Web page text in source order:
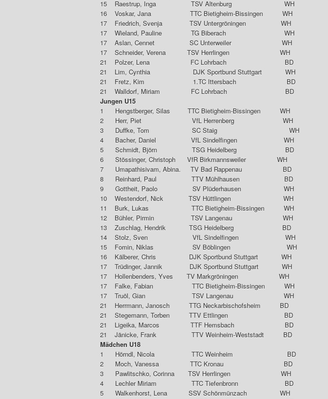
15 Raestrup, Inga TSV Altenburg WH
16 Voskar, Jana TTC Bietigheim-Bissingen WH
17 Friedrich, Svenja TSV Untergröningen WH
17 Wieland, Pauline TG Biberach WH
17 Aslan, Cennet SC Unterweiler WH
17 Schneider, Verena TSV Herrlingen WH
21 Polzer, Lena FC Lohrbach BD
21 Lim, Cynthia DJK Sportbund Stuttgart WH
21 Fretz, Kim 1.TC Ittersbach BD
21 Walldorf, Miriam FC Lohrbach BD
Jungen U15
1 Hengstberger, Silas TTC Bietigheim-Bissingen WH
2 Herr, Piet VfL Herrenberg WH
3 Duffke, Tom SC Staig WH
4 Bacher, Daniel VfL Sindelfingen WH
5 Schmidt, Björn TSG Heidelberg BD
6 Stössinger, Christoph VfR Birkmannsweiler WH
7 Umapathisivam, Abina. TV Bad Rappenau BD
8 Reinhard, Paul TTV Mühlhausen BD
9 Gottheit, Paolo SV Plüderhausen WH
10 Westendorf, Nick TSV Hüttlingen WH
11 Burk, Lukas TTC Bietigheim-Bissingen WH
12 Bühler, Pirmin TSV Langenau WH
13 Zuschlag, Hendrik TSG Heidelberg BD
14 Stolz, Sven VfL Sindelfingen WH
15 Fomin, Niklas SV Böblingen WH
16 Kälberer, Chris DJK Sportbund Stuttgart WH
17 Trüdinger, Jannik DJK Sportbund Stuttgart WH
17 Hollenbenders, Yves TV Markgröningen WH
17 Falke, Fabian TTC Bietigheim-Bissingen WH
17 Truöl, Gian TSV Langenau WH
21 Herrmann, Janosch TTG Neckarbischofsheim BD
21 Stegemann, Torben TTV Ettlingen BD
21 Ligeika, Marcos TTF Hemsbach BD
21 Jänicke, Frank TTV Weinheim-Weststadt BD
Mädchen U18
1 Hörndl, Nicola TTC Weinheim BD
2 Moch, Vanessa TTC Kronau BD
3 Pawlitschko, Corinna TSV Herrlingen WH
4 Lechler Miriam TTC Tiefenbronn BD
5 Walkenhorst, Lena SSV Schönmünzach WH